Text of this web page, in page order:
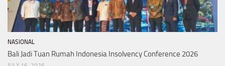
NASIONAL
Bali Jadi Tuan Rumah Indonesia Insolvency Conference 2026